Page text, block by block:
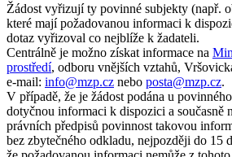
Žádost vyřizují ty povinné subjekty (např.
které mají požadovanou informaci k
dotaz vyřizoval co nejblíže k žadateli.
Centrálně je možno získat informace na
prostředí, odboru vnějších vztahů,
e-mail: info@mzp.cz nebo posta@mzp.cz.
V případě, že je žádost podána u
dotyčnou informaci k dispozici a současně
právních předpisů povinnost takovou
bez zbytečného odkladu, nejpozději do 15